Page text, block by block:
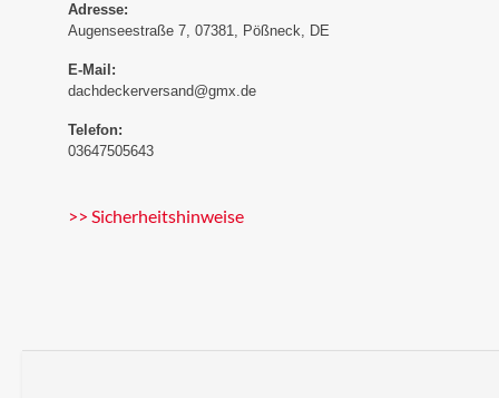
Adresse:
Augenseestraße 7, 07381, Pößneck, DE
E-Mail:
dachdeckerversand@gmx.de
Telefon:
03647505643
>> Sicherheitshinweise